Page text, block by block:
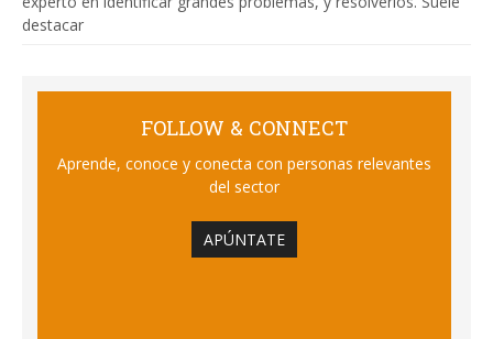
destacar
FOLLOW & CONNECT
Aprende, conoce y conecta con personas relevantes
del sector
APÚNTATE